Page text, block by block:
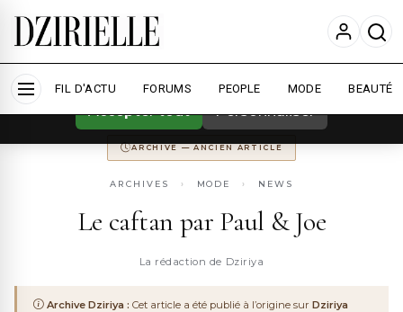
Nous utilisons des cookies pour améliorer
votre expérience et mesurer l'audience. En
Accepter tout Personnaliser
FIL D'ACTU FORUMS PEOPLE MODE BEAUTÉ
CONSERVÉ POUR LA MÉMOIRE DU WEB ALGÉRIEN
ARCHIVE — ANCIEN ARTICLE
ARCHIVES › MODE › NEWS
Le caftan par Paul & Joe
La rédaction de Dziriya
Archive Dziriya : Cet article a été publié à l’origine sur Dziriya